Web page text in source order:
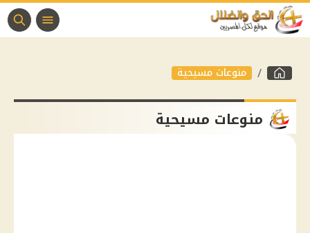
منوعات مسيحية
منوعات مسيحية